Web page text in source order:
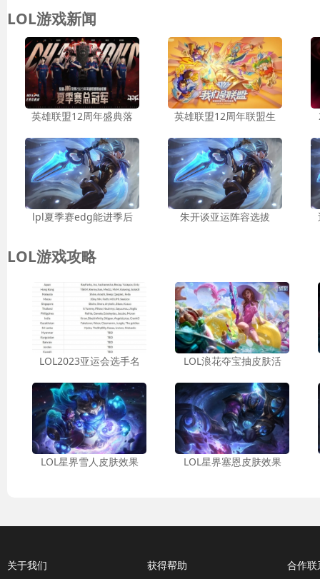
LOL游戏新闻
英雄联盟12周年盛典落 英雄联盟12周年联盟生
lpl夏季赛edg能进季后 朱开谈亚运阵容选拔
LOL游戏攻略
LOL2023亚运会选手名 LOL浪花夺宝抽皮肤活
LOL星界雪人皮肤效果 LOL星界塞恩皮肤效果
关于我们
获得帮助
合作联